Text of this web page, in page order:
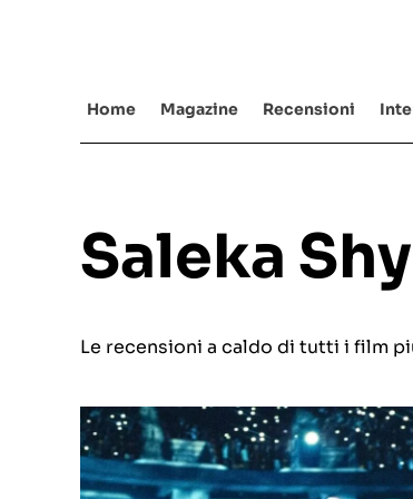
Home Magazine Recensioni
Saleka
Le recensioni a caldo di tutti i film